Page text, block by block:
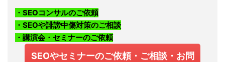
・SEOコンサルのご依頼
・SEOや誹謗中傷対策のご相談
・講演会・セミナーのご依頼
SEOやセミナーのご依頼・ご相談・お問